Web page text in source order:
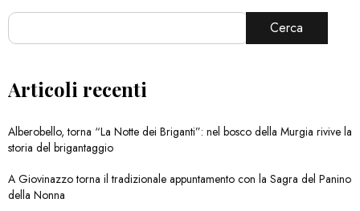
Cerca
Articoli recenti
Alberobello, torna “La Notte dei Briganti”: nel bosco della Murgia rivive la
storia del brigantaggio
A Giovinazzo torna il tradizionale appuntamento con la Sagra del Panino
della Nonna